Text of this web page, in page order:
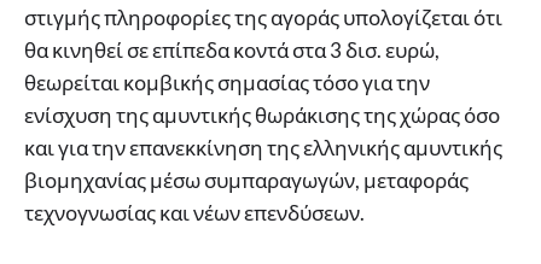
στιγμής πληροφορίες της αγοράς υπολογίζεται ότι
θα κινηθεί σε επίπεδα κοντά στα 3 δισ. ευρώ,
θεωρείται κομβικής σημασίας τόσο για την
ενίσχυση της αμυντικής θωράκισης της χώρας όσο
και για την επανεκκίνηση της ελληνικής αμυντικής
βιομηχανίας μέσω συμπαραγωγών, μεταφοράς
τεχνογνωσίας και νέων επενδύσεων.